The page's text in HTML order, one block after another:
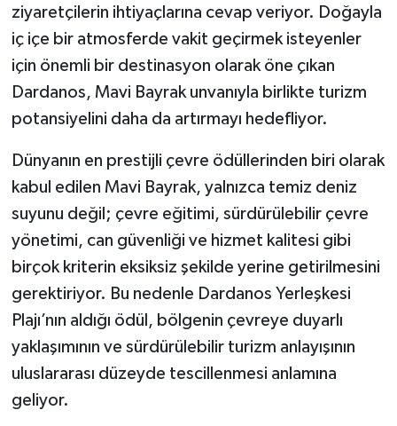
ziyaretçilerin ihtiyaçlarına cevap veriyor. Doğayla
iç içe bir atmosferde vakit geçirmek isteyenler
için önemli bir destinasyon olarak öne çıkan
Dardanos, Mavi Bayrak unvanıyla birlikte turizm
potansiyelini daha da artırmayı hedefliyor.
Dünyanın en prestijli çevre ödüllerinden biri olarak
kabul edilen Mavi Bayrak, yalnızca temiz deniz
suyunu değil; çevre eğitimi, sürdürülebilir çevre
yönetimi, can güvenliği ve hizmet kalitesi gibi
birçok kriterin eksiksiz şekilde yerine getirilmesini
gerektiriyor. Bu nedenle Dardanos Yerleşkesi
Plajı’nın aldığı ödül, bölgenin çevreye duyarlı
yaklaşımının ve sürdürülebilir turizm anlayışının
uluslararası düzeyde tescillenmesi anlamına
geliyor.